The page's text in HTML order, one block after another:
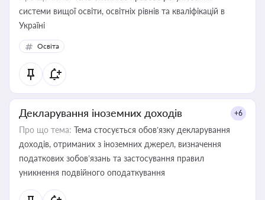
системи вищої освіти, освітніх рівнів та кваліфікацій в
Україні
Освіта
Декларування іноземних доходів +6
Про що тема: Тема стосується обов’язку декларування
доходів, отриманих з іноземних джерел, визначення
податкових зобов’язань та застосування правил
уникнення подвійного оподаткування